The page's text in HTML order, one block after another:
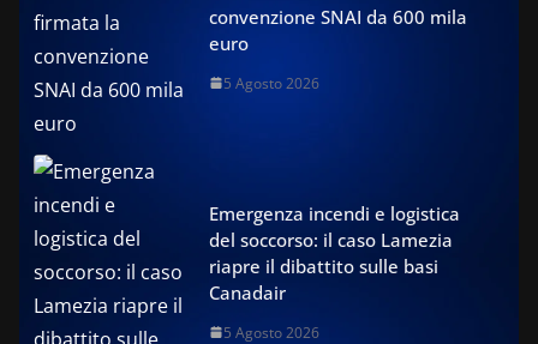
convenzione SNAI da 600 mila
euro
5 Agosto 2026
Emergenza incendi e logistica
del soccorso: il caso Lamezia
riapre il dibattito sulle basi
Canadair
5 Agosto 2026